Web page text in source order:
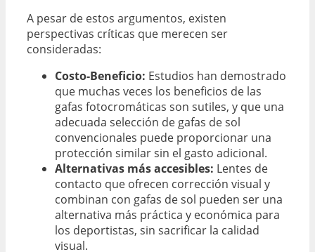
A pesar de estos argumentos, existen
perspectivas críticas que merecen ser
consideradas:
Costo-Beneficio: Estudios han demostrado
que muchas veces los beneficios de las
gafas fotocromáticas son sutiles, y que una
adecuada selección de gafas de sol
convencionales puede proporcionar una
protección similar sin el gasto adicional.
Alternativas más accesibles: Lentes de
contacto que ofrecen corrección visual y
combinan con gafas de sol pueden ser una
alternativa más práctica y económica para
los deportistas, sin sacrificar la calidad
visual.